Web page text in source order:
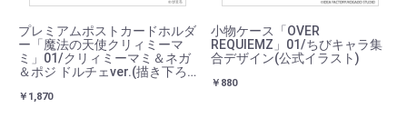
プレミアムポストカードホルダ
ー「魔法の天使クリィミーマ
ミ」01/クリィミーマミ＆ネガ
＆ポジ ドルチェver.(描き下ろ
￥1,870
小物ケース「OVER
REQUIEMZ」01/ちびキャラ集
合デザイン(公式イラスト)
￥880